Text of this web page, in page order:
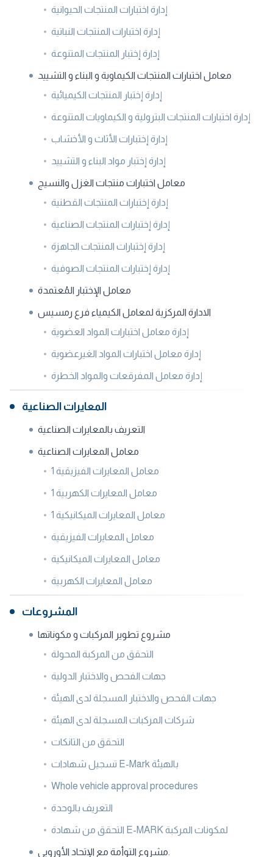
إدارة اختبارات المنتجات الحيوانية
إدارة اختبارات المنتجات النباتية
إدارة إختبار المنتجات المتنوعة
معامل اختبارات المنتجات الكيماوية و البناء و التشييد
إدارة إختبار المنتجات الكيميائية
إدارة اختبارات المنتجات البترولية و الكيماويات المتنوعة
إدارة إختبارات الأثاث و الأخشاب
إدارة إختبار مواد البناء و التشييد
معامل اختبارات منتجات الغزل والنسيج
إدارة إختبارات المنتجات القطنية
إدارة إختبارات المنتجات الصناعية
إدارة إختبارات المنتجات الجاهزة
إدارة إختبارات المنتجات الصوفية
معامل الإختبار المُعتمدة
الادارة المركزية لمعامل الكيمياء فرع رمسيس
إدارة معامل اختبارات المواد العضوية
إدارة معامل اختبارات المواد الغيرعضوية
إدارة معامل المفرقعات والمواد الخطرة
المعايرات الصناعية
التعريف بالمعايرات الصناعية
معامل المعايرات الصناعية
معامل المعايرات الفيزيقية 1
معامل المعايرات الكهربية 1
معامل المعايرات الميكانيكية 1
معامل المعايرات الفيزيقية
معامل المعايرات الميكانيكية
معامل المعايرات الكهربية
المشروعات
مشروع تطوير المركبات و مكوناتها
التحقق من المركبة المحولة
جهات الفحص والاختبار الدولية
جهات الفحص والاختبار المسجلة لدى الهيئة
شركات المركبات المسجلة لدى الهيئة
التحقق من التانكات
تسجيل شهادات E-Mark بالهيئة
Whole vehicle approval procedures
التعريف بالوحدة
التحقق من شهادة E-MARK لمكونات المركبة
مشروع التوأمة مع الإتحاد الأوروبى.